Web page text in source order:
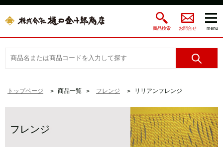
商品検索 お問合せ menu
トップページ 商品一覧 フレンジ リリアンフレンジ
フレンジ